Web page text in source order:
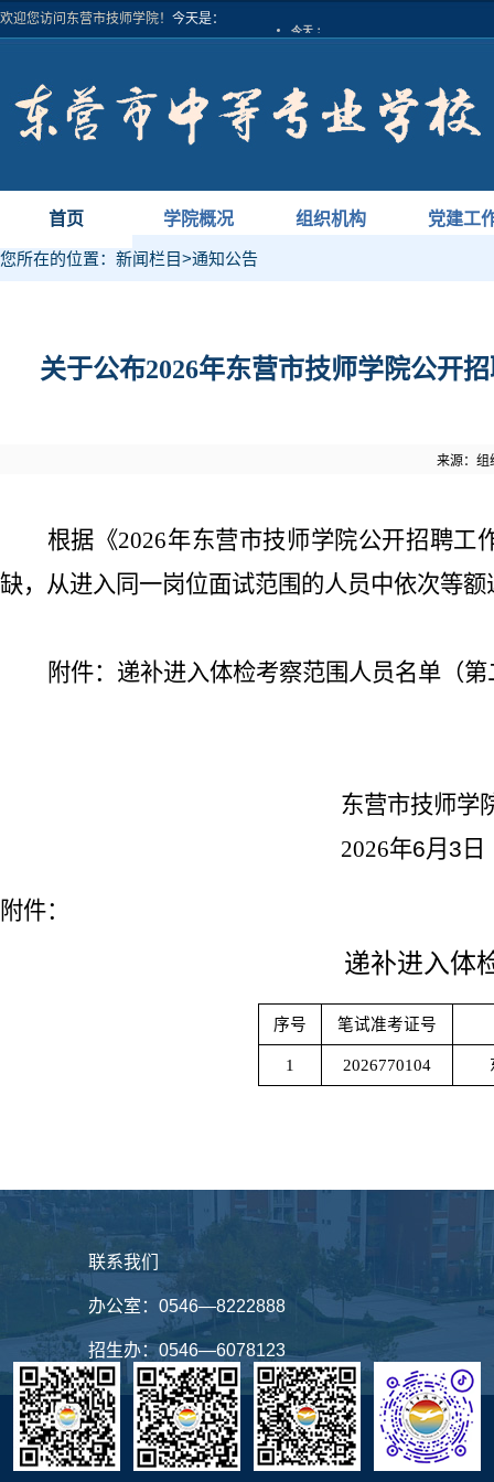
欢迎您访问东营市技师学院！ 今天是：
首页 学院概况 组织机构 党建工
您所在的位置： 新闻栏目>通知公告
关于公布2026年东营市技师学院公开
来源：
根据《2026年东营市技师学院公开招聘工
缺，从进入同一岗位面试范围的人员中依次等
附件：递补进入体检考察范围人员名单（第
东营市技师学
2026年6月3 日
附件：
递补进入体
序号 笔试准考证号
1 2026770104
联系我们
办公室： 0546—8222888
招生办：0546—6078123